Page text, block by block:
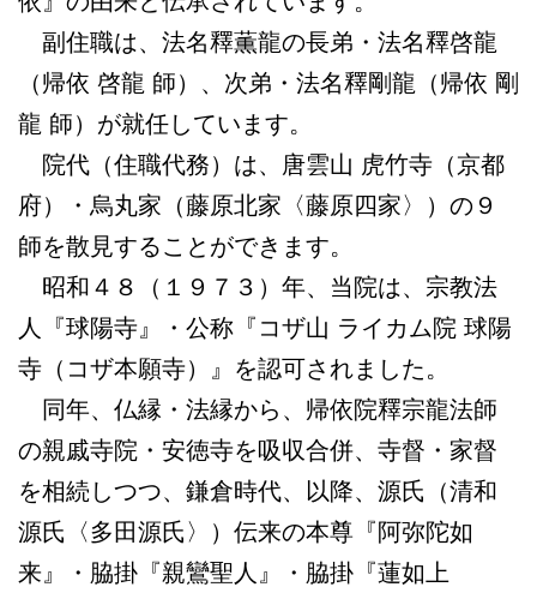
副住職は、法名釋薫龍の長弟・法名釋啓龍
（帰依 啓龍 師）、次弟・法名釋剛龍（帰依 剛
龍 師）が就任しています。
院代（住職代務）は、唐雲山 虎竹寺（京都
府）・烏丸家（藤原北家〈藤原四家〉）の９
師を散見することができます。
昭和４８（１９７３）年、当院は、宗教法
人『球陽寺』・公称『コザ山 ライカム院 球陽
寺（コザ本願寺）』を認可されました。
同年、仏縁・法縁から、帰依院釋宗龍法師
の親戚寺院・安徳寺を吸収合併、寺督・家督
を相続しつつ、鎌倉時代、以降、源氏（清和
源氏〈多田源氏〉）伝来の本尊『阿弥陀如
来』・脇掛『親鸞聖人』・脇掛『蓮如上